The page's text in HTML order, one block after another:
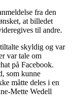
fra den
at billedet
til andre.
skyldig og var
var tale om
på Facebook.
som kunne
måtte deles i en
Mette Wedell